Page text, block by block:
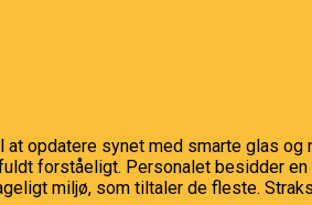
opdatere synet med smarte glas og
forståeligt. Personalet besidder
miljø, som tiltaler de fleste.